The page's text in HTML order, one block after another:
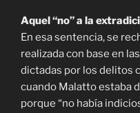
Aquel “no” a la
En esa sentencia, se
realizada con base en
dictadas por los delitos
cuando Malatto estaba
porque “no había